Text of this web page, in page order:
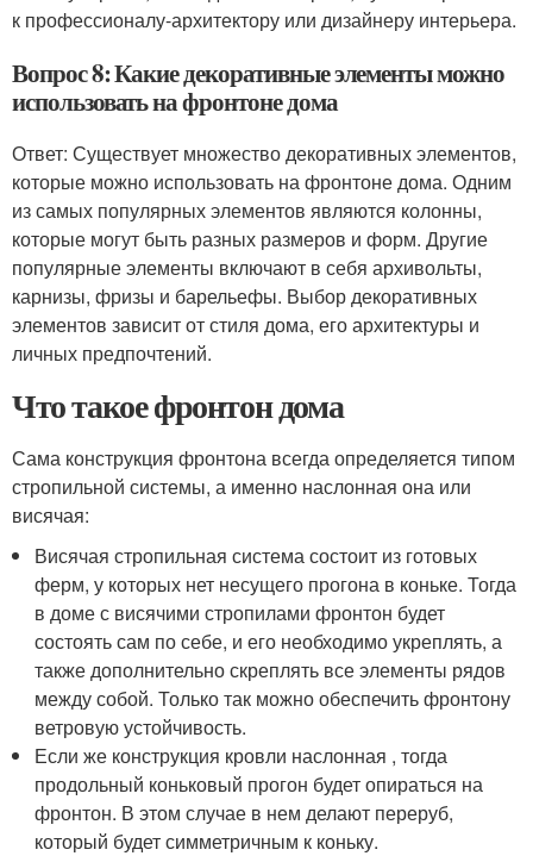
к профессионалу-архитектору или дизайнеру интерьера.
Вопрос 8: Какие декоративные элементы можно
использовать на фронтоне дома
Ответ: Существует множество декоративных элементов,
которые можно использовать на фронтоне дома. Одним
из самых популярных элементов являются колонны,
которые могут быть разных размеров и форм. Другие
популярные элементы включают в себя архивольты,
карнизы, фризы и барельефы. Выбор декоративных
элементов зависит от стиля дома, его архитектуры и
личных предпочтений.
Что такое фронтон дома
Сама конструкция фронтона всегда определяется типом
стропильной системы, а именно наслонная она или
висячая:
Висячая стропильная система состоит из готовых
ферм, у которых нет несущего прогона в коньке. Тогда
в доме с висячими стропилами фронтон будет
состоять сам по себе, и его необходимо укреплять, а
также дополнительно скреплять все элементы рядов
между собой. Только так можно обеспечить фронтону
ветровую устойчивость.
Если же конструкция кровли наслонная , тогда
продольный коньковый прогон будет опираться на
фронтон. В этом случае в нем делают переруб,
который будет симметричным к коньку.